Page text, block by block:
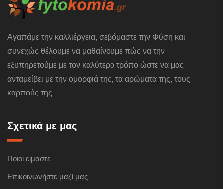
Αγαπάμε την καλλιέργεια, σεβόμαστε την Φύση και
συνεχώς θέλουμε να μαθαίνουμε πώς να την
εξυπηρετούμε με τον καλύτερο τρόπο ώστε να μας
ανταμείβει με την ομορφιά της, τα αρώματα της, τους
καρπούς της.
Σχετικά με μας
Ποιοί είμαστε
Επικοινωνήστε μαζί μας